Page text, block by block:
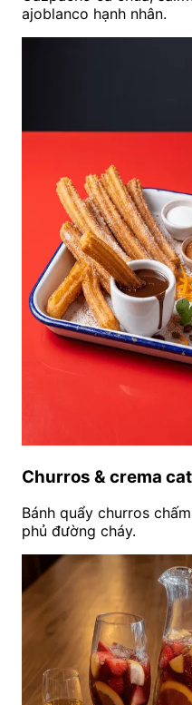
ajoblanco hạnh nhân.
Churros & crema
Bánh quẩy churros
phủ đường cháy.